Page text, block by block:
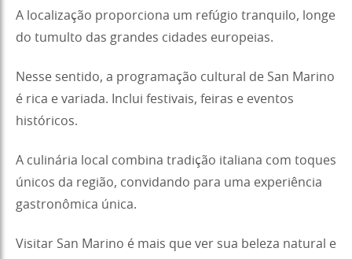
A localização proporciona um refúgio tranquilo, longe
do tumulto das grandes cidades europeias.
Nesse sentido, a programação cultural de San Marino
é rica e variada. Inclui festivais, feiras e eventos
históricos.
A culinária local combina tradição italiana com toques
únicos da região, convidando para uma experiência
gastronômica única.
Visitar San Marino é mais que ver sua beleza natural e